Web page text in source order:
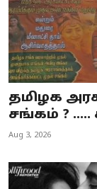
தமிழக
சங்கம் ? .....
Aug 3, 2026